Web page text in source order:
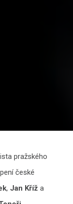
pražského
české
, Jan Kříž a